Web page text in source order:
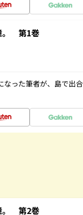
。 第1巻
った筆者が、島で出
。 第2巻